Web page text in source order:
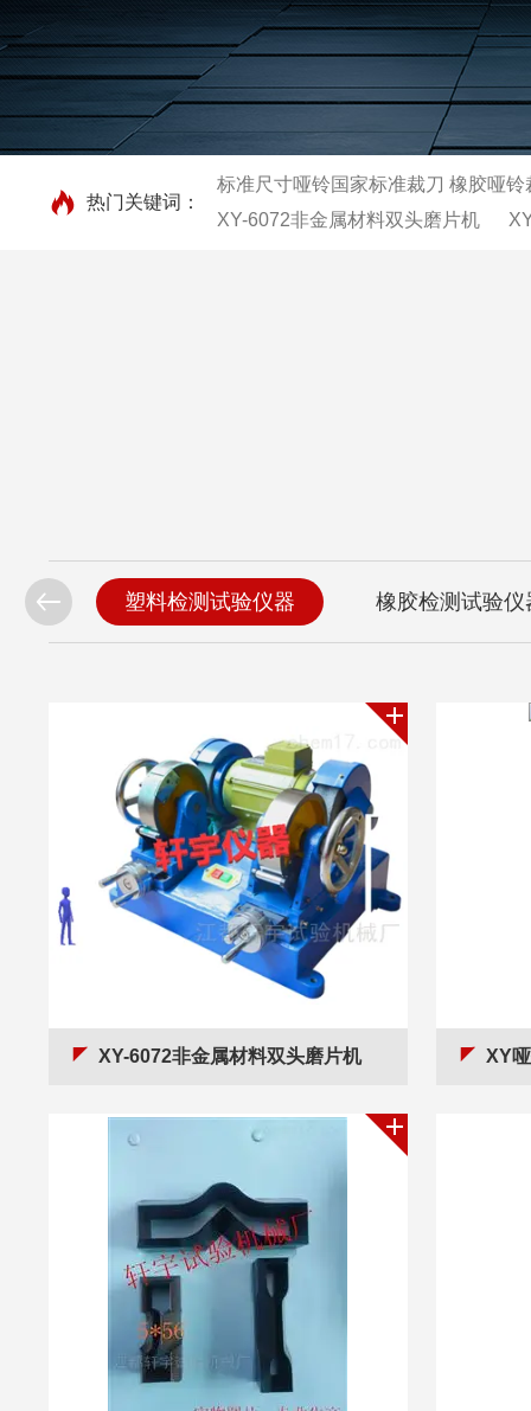
热门关键词：
标准尺寸哑铃国家标准裁刀 橡胶哑
XY-6072非金属材料双头磨片机
元 塑料检测试验仪器 橡胶检测试验仪
XY-6072非金属材料双头磨片机 XY